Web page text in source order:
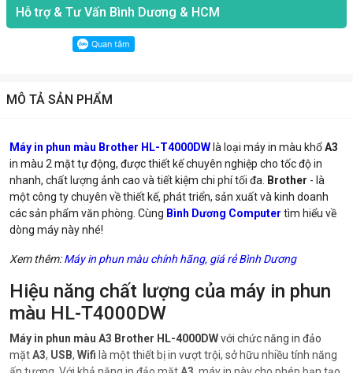
Hỗ trợ & Tư Vấn Bình Dương & HCM
MÔ TẢ SẢN PHẨM
Máy in phun màu Brother HL-T4000DW là loại máy in màu khổA3
in màu 2 mặt tự động, được thiết kế chuyên nghiệp cho tốc độ in
nhanh, chất lượng ảnh cao và tiết kiệm chi phí tối đa. Brother - là
một công ty chuyên về thiết kế, phát triển, sản xuất và kinh doanh
các sản phẩm văn phòng. Cùng Bình Dương Computer tìm hiểu về
dòng máy này nhé!
Xem thêm:Máy in phun màu chính hãng, giá rẻ Bình Dương
Hiệu năng chất lượng của máy in phun
màu HL-T4000DW
Máy in phun màu A3 Brother HL-4000DWvới chức năng in đảo
mặtA3, USB, Wifi là một thiết bị in vượt trội, sở hữu nhiều tính năng